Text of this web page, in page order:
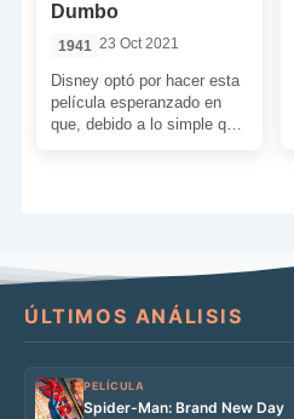
Dumbo
1941 23 Oct 2021
Disney optó por hacer esta
película esperanzado en
que, debido a lo simple que
ÚLTIMOS ANÁLISIS
PELÍCULA
Spider-Man: Brand New Day